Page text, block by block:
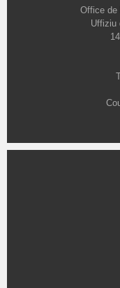
Office de
Uffiziu